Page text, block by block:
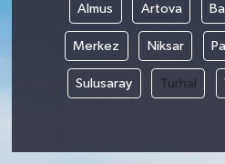
Almus Artova
Merkez Niksar
Sulusaray Turhal